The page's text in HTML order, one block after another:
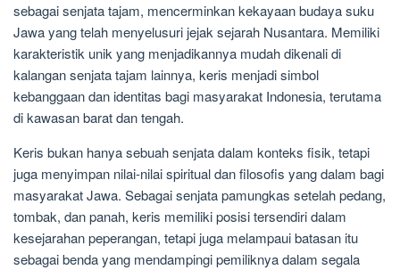
sebagai senjata tajam, mencerminkan kekayaan budaya suku
Jawa yang telah menyelusuri jejak sejarah Nusantara. Memiliki
karakteristik unik yang menjadikannya mudah dikenali di
kalangan senjata tajam lainnya, keris menjadi simbol
kebanggaan dan identitas bagi masyarakat Indonesia, terutama
di kawasan barat dan tengah.
Keris bukan hanya sebuah senjata dalam konteks fisik, tetapi
juga menyimpan nilai-nilai spiritual dan filosofis yang dalam bagi
masyarakat Jawa. Sebagai senjata pamungkas setelah pedang,
tombak, dan panah, keris memiliki posisi tersendiri dalam
kesejarahan peperangan, tetapi juga melampaui batasan itu
sebagai benda yang mendampingi pemiliknya dalam segala